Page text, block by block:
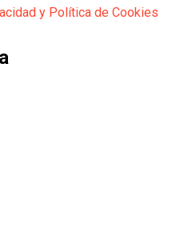
y Política de Cookies